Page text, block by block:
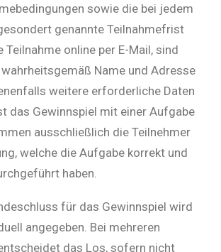
sowie die bei jedem
genannte Teilnahmefrist
Teilnahme online per E-Mail, sind
Name und Adresse
weitere erforderliche Daten
das Gewinnspiel mit einer Aufgabe
ausschließlich die Teilnehmer
welche die Aufgabe korrekt und
haben.
für das Gewinnspiel wird
angegeben. Bei mehreren
das Los, sofern nicht